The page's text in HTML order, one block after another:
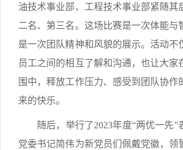
油技术事业部、工程技术事业部紧随其
二名、第三名。这场比赛是一次体能与
是一次团队精神和风貌的展示。活动不
员工之间的相互了解和沟通，也让大家
围中，释放工作压力、感受到团队协作
来的快乐。
随后，举行了2023年度“两优一先”
党委书记简伟为新党员们佩戴党徽，领